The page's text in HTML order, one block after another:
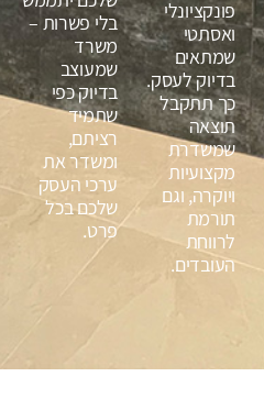
פונקציונלי
ואסתטי
שמתאים
בדיוק לעסק.
כך תתקבל
תוצאה
שמשדרת
מקצועיות
ויוקרה, וגם
תורמת
לרווחת
העובדים.
בלי פשרות –
משרד
שמעוצב
בדיוק כפי
שתמיד
רציתם,
ומשדר את
ערכי העסק
שלכם בכל
פרט.